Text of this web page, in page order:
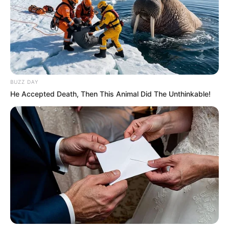
proteger e enfeitar os potes de vidro. Fica um
charme!
9. Pote com modelagem em EVA
BUZZ DAY
He Accepted Death, Then This Animal Did The Unthinkable!